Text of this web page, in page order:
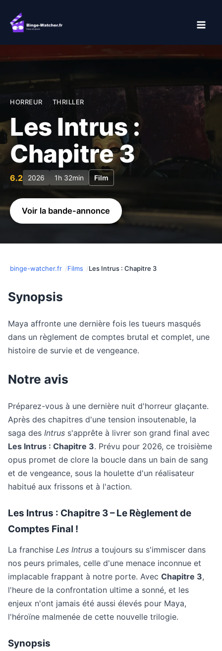
contenu
HORREUR THRILLER
Les Intrus :
Chapitre 3
6.2 2026 1h 32min Film
Voir la bande-annonce
binge-watcher.fr Films Les Intrus : Chapitre 3
Synopsis
Maya affronte une dernière fois les tueurs masqués
dans un règlement de comptes brutal et complet, une
histoire de survie et de vengeance.
Notre avis
Préparez-vous à une dernière nuit d'horreur glaçante.
Après des chapitres d'une tension insoutenable, la
saga des Intrus s'apprête à livrer son grand final avec
Les Intrus : Chapitre 3. Prévu pour 2026, ce troisième
opus promet de clore la boucle dans un bain de sang
et de vengeance, sous la houlette d'un réalisateur
habitué aux frissons et à l'action.
Les Intrus : Chapitre 3 – Le Règlement de
Comptes Final !
La franchise Les Intrus a toujours su s'immiscer dans
nos peurs primales, celle d'une menace inconnue et
implacable frappant à notre porte. Avec Chapitre 3,
l'heure de la confrontation ultime a sonné, et les
enjeux n'ont jamais été aussi élevés pour Maya,
l'héroïne malmenée de cette nouvelle trilogie.
Synopsis